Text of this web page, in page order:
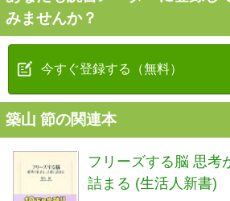
みませんか？
今すぐ登録する（無料）
築山 節の関連本
フリーズする脳 思考
詰まる (生活人新書)